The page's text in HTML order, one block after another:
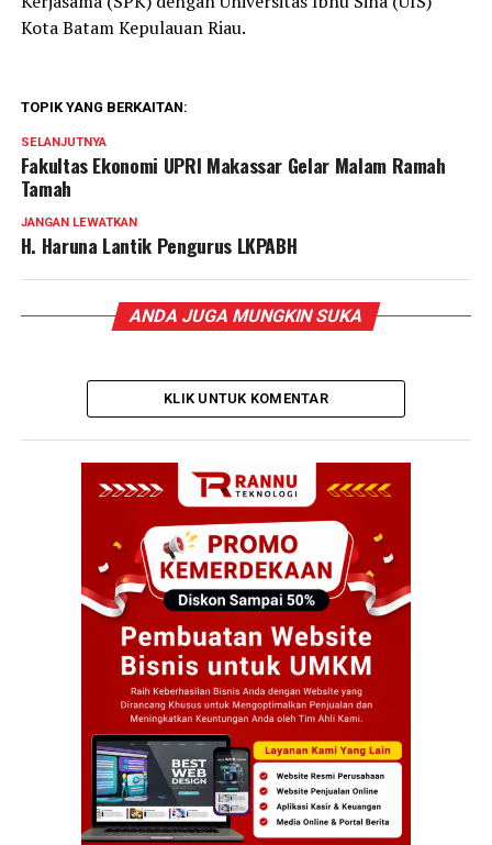
Kota Batam Kepulauan Riau.
TOPIK YANG BERKAITAN:
SELANJUTNYA
Fakultas Ekonomi UPRI Makassar Gelar Malam Ramah
Tamah
JANGAN LEWATKAN
H. Haruna Lantik Pengurus LKPABH
ANDA JUGA MUNGKIN SUKA
KLIK UNTUK KOMENTAR